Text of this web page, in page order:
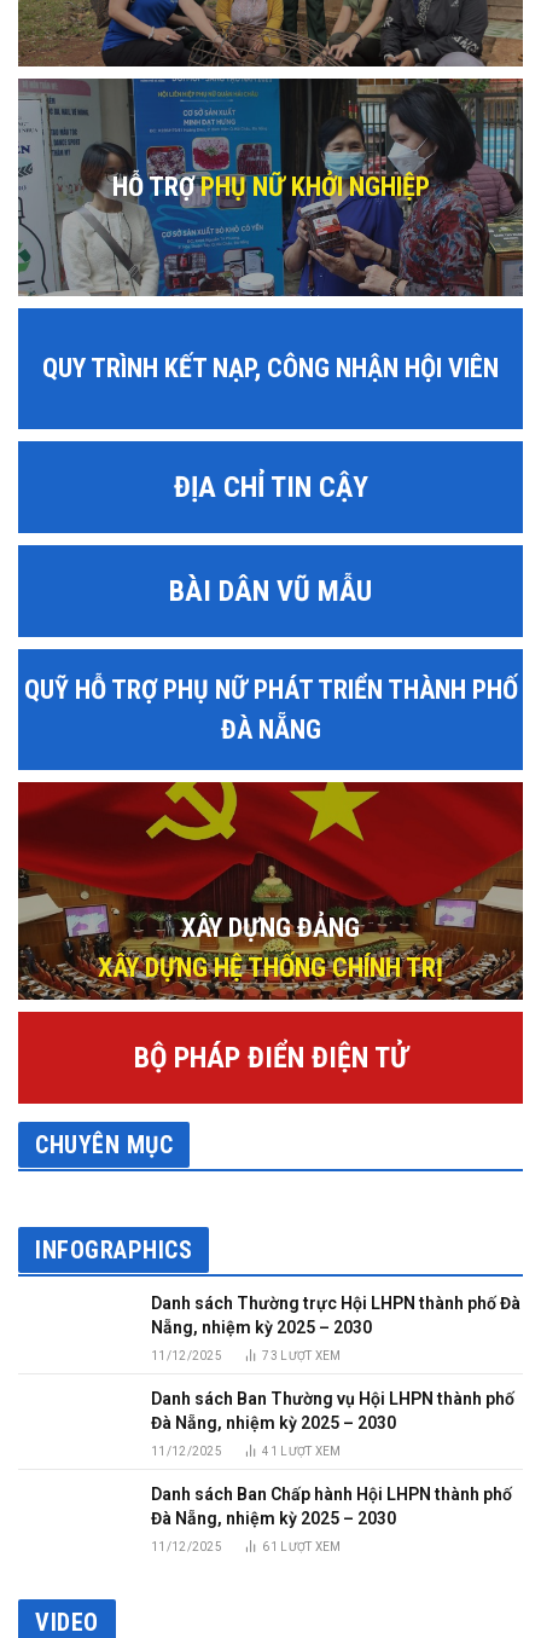
HỖ TRỢPHỤ NỮ KHỞI NGHIỆP
QUY TRÌNH KẾT NẠP, CÔNG NHẬN HỘI VIÊN
ĐỊA CHỈ TIN CẬY
BÀI DÂN VŨ MẪU
QUỸ HỖ TRỢ PHỤ NỮ PHÁT TRIỂN THÀNH PHỐ
ĐÀ NẴNG
XÂY DỰNG ĐẢNG
XÂY DỰNG HỆ THỐNG CHÍNH TRỊ
BỘ PHÁP ĐIỂN ĐIỆN TỬ
CHUYÊN MỤC
INFOGRAPHICS
Danh sách Thường trực Hội LHPN thành phố Đà
Nẵng, nhiệm kỳ 2025 – 2030
11/12/2025 73 LƯỢT XEM
Danh sách Ban Thường vụ Hội LHPN thành phố
Đà Nẵng, nhiệm kỳ 2025 – 2030
11/12/2025 41 LƯỢT XEM
Danh sách Ban Chấp hành Hội LHPN thành phố
Đà Nẵng, nhiệm kỳ 2025 – 2030
11/12/2025 61 LƯỢT XEM
VIDEO